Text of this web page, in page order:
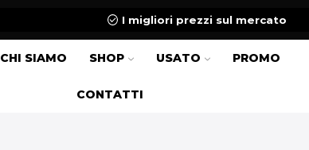
I migliori prezzi sul mercato
CHI SIAMO SHOP USATO PROMO
CONTATTI